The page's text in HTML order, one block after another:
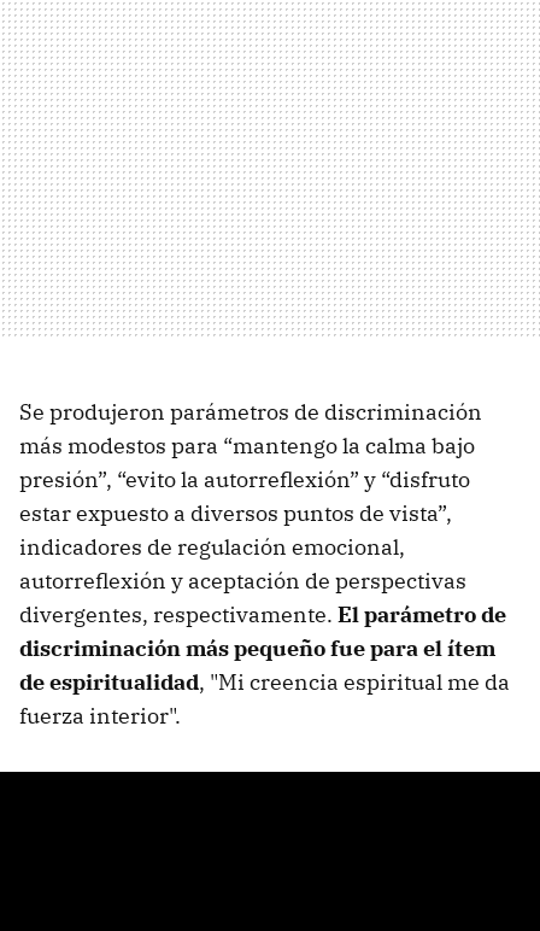
Se produjeron parámetros de discriminación
más modestos para “mantengo la calma bajo
presión”, “evito la autorreflexión” y “disfruto
estar expuesto a diversos puntos de vista”,
indicadores de regulación emocional,
autorreflexión y aceptación de perspectivas
divergentes, respectivamente. El parámetro de
discriminación más pequeño fue para el ítem
de espiritualidad, "Mi creencia espiritual me da
fuerza interior".